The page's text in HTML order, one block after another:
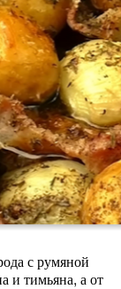
с румяной
и тимьяна, а от